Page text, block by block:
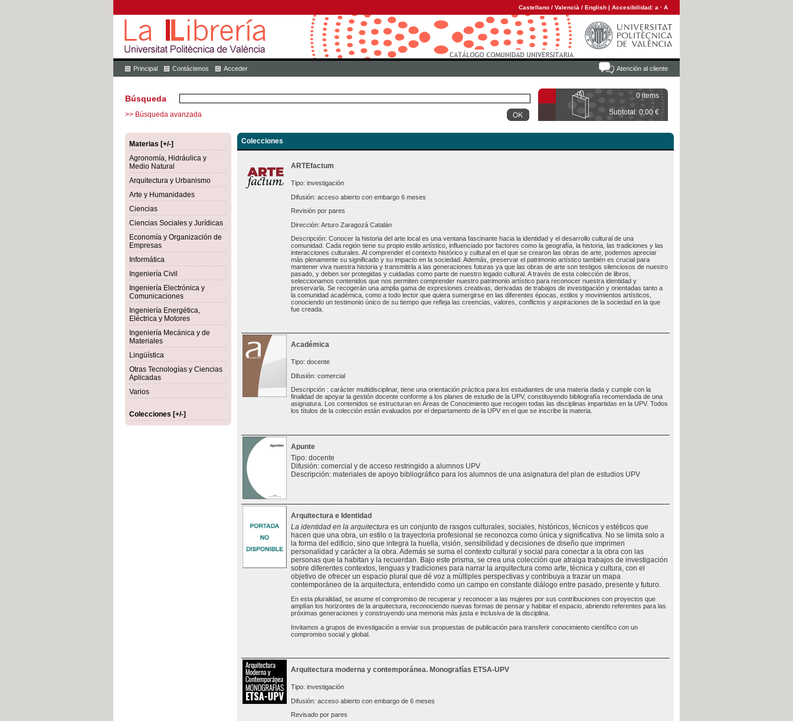
Castellano / Valencià / English | Accesibilidad: a · A
Atención al cliente
Principal Contáctenos Acceder
0 items
Subtotal: 0,00 €
Búsqueda
>> Búsqueda avanzada
Materias [+/-]
Agronomía, Hidráulica y
Medio Natural
Arquitectura y Urbanismo
Arte y Humanidades
Ciencias
Ciencias Sociales y Jurídicas
Economía y Organización de
Empresas
Informática
Ingeniería Civil
Ingeniería Electrónica y
Comunicaciones
Ingeniería Energética,
Eléctrica y Motores
Ingeniería Mecánica y de
Materiales
Lingüística
Otras Tecnologías y Ciencias
Aplicadas
Varios
Colecciones [+/-]
Colecciones
ARTEfactum
Tipo: investigación
Difusión: acceso abierto con embargo 6 meses
Revisión por pares
Dirección: Arturo Zaragozá Catalán
Descripción: Conocer la historia del arte local es una ventana fascinante hacia la identidad y el desarrollo cultural de una
comunidad. Cada región tiene su propio estilo artístico, influenciado por factores como la geografía, la historia, las tradiciones y las
interacciones culturales. Al comprender el contexto histórico y cultural en el que se crearon las obras de arte, podemos apreciar
más plenamente su significado y su impacto en la sociedad. Además, preservar el patrimonio artístico también es crucial para
mantener viva nuestra historia y transmitirla a las generaciones futuras ya que las obras de arte son testigos silenciosos de nuestro
pasado, y deben ser protegidas y cuidadas como parte de nuestro legado cultural. A través de esta colección de libros,
seleccionamos contenidos que nos permiten comprender nuestro patrimonio artístico para reconocer nuestra identidad y
preservarla. Se recogerán una amplia gama de expresiones creativas, derivadas de trabajos de investigación y orientadas tanto a
la comunidad académica, como a todo lector que quiera sumergirse en las diferentes épocas, estilos y movimientos artísticos,
conociendo un testimonio único de su tiempo que refleja las creencias, valores, conflictos y aspiraciones de la sociedad en la que
fue creada.
Académica
Tipo: docente
Difusión: comercial
Descripción : carácter multidisciplinar, tiene una orientación práctica para los estudiantes de una materia dada y cumple con la
finalidad de apoyar la gestión docente conforme a los planes de estudio de la UPV, constituyendo bibliografía recomendada de una
asignatura. Los contenidos se estructuran en Áreas de Conocimiento que recogen todas las disciplinas impartidas en la UPV. Todos
los títulos de la colección están evaluados por el departamento de la UPV en el que se inscribe la materia.
Apunte
Tipo: docente
Difusión: comercial y de acceso restringido a alumnos UPV
Descripción: materiales de apoyo bibliográfico para los alumnos de una asignatura del plan de estudios UPV
Arquitectura e Identidad
La identidad en la arquitectura es un conjunto de rasgos culturales, sociales, históricos, técnicos y estéticos que
hacen que una obra, un estilo o la trayectoria profesional se reconozca como única y significativa. No se limita solo a
la forma del edificio, sino que integra la huella, visión, sensibilidad y decisiones de diseño que imprimen
personalidad y carácter a la obra. Además se suma el contexto cultural y social para conectar a la obra con las
personas que la habitan y la recuerdan. Bajo este prisma, se crea una colección que atraiga trabajos de investigación
sobre diferentes contextos, lenguas y tradiciones para narrar la arquitectura como arte, técnica y cultura, con el
objetivo de ofrecer un espacio plural que dé voz a múltiples perspectivas y contribuya a trazar un mapa
contemporáneo de la arquitectura, entendido como un campo en constante diálogo entre pasado, presente y futuro.
En esta pluralidad, se asume el compromiso de recuperar y reconocer a las mujeres por sus contribuciones con proyectos que
amplían los horizontes de la arquitectura, reconociendo nuevas formas de pensar y habitar el espacio, abriendo referentes para las
próximas generaciones y construyendo una memoria más justa e inclusiva de la disciplina.
Invitamos a grupos de investigación a enviar sus propuestas de publicación para transferir conocimiento científico con un
compromiso social y global.
Arquitectura moderna y contemporánea. Monografías ETSA-UPV
Tipo: investigación
Difusión: acceso abierto con embargo de 6 meses
Revisado por pares